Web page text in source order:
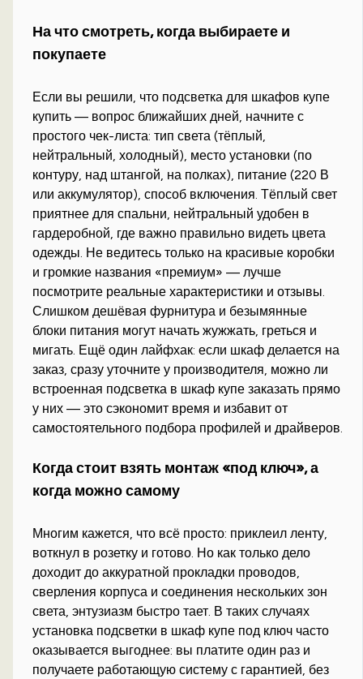
На что смотреть, когда выбираете и
покупаете
Если вы решили, что подсветка для шкафов купе
купить — вопрос ближайших дней, начните с
простого чек-листа: тип света (тёплый,
нейтральный, холодный), место установки (по
контуру, над штангой, на полках), питание (220 В
или аккумулятор), способ включения. Тёплый свет
приятнее для спальни, нейтральный удобен в
гардеробной, где важно правильно видеть цвета
одежды. Не ведитесь только на красивые коробки
и громкие названия «премиум» — лучше
посмотрите реальные характеристики и отзывы.
Слишком дешёвая фурнитура и безымянные
блоки питания могут начать жужжать, греться и
мигать. Ещё один лайфхак: если шкаф делается на
заказ, сразу уточните у производителя, можно ли
встроенная подсветка в шкаф купе заказать прямо
у них — это сэкономит время и избавит от
самостоятельного подбора профилей и драйверов.
Когда стоит взять монтаж «под ключ», а
когда можно самому
Многим кажется, что всё просто: приклеил ленту,
воткнул в розетку и готово. Но как только дело
доходит до аккуратной прокладки проводов,
сверления корпуса и соединения нескольких зон
света, энтузиазм быстро тает. В таких случаях
установка подсветки в шкаф купе под ключ часто
оказывается выгоднее: вы платите один раз и
получаете работающую систему с гарантией, без